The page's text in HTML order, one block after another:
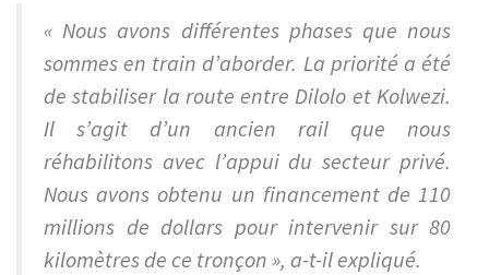
« Nous avons différentes phases que nous
sommes en train d’aborder. La priorité a été
de stabiliser la route entre Dilolo et Kolwezi.
Il s’agit d’un ancien rail que nous
réhabilitons avec l’appui du secteur privé.
Nous avons obtenu un financement de 110
millions de dollars pour intervenir sur 80
kilomètres de ce tronçon », a-t-il expliqué.